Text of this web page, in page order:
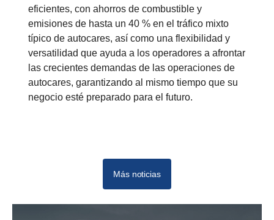
eficientes, con ahorros de combustible y
emisiones de hasta un 40 % en el tráfico mixto
típico de autocares, así como una flexibilidad y
versatilidad que ayuda a los operadores a afrontar
las crecientes demandas de las operaciones de
autocares, garantizando al mismo tiempo que su
negocio esté preparado para el futuro.
Más noticias